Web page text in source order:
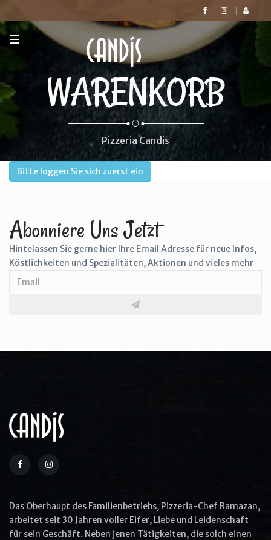
☰
WARENKORB
Pizzeria Candis
Bitte loggen Sie sich zuerst ein
Abonniere Uns Jetzt
Hintelassen Sie gerne hier Ihre Email Adresse für neue Infos,
Köstlichkeiten und Spezialitäten, Aktionen und vieles mehr
Das Oberhaupt des Familienbetriebs, Pizzeria-Chef Ramazan,
arbeitet seit 30 Jahren voller Eifer, Liebe und Leidenschaft
für sein Geschäft. Neben jenen Tätigkeiten, die solch einen
Boy Breakfast
Commodo consequat aliquip